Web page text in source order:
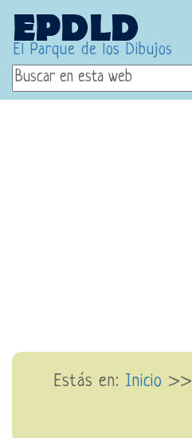
El Parque de los Dibujos
Estás en: Inicio >>